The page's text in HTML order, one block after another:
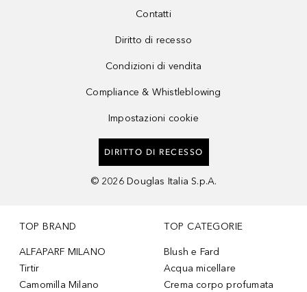
Contatti
Diritto di recesso
Condizioni di vendita
Compliance & Whistleblowing
Impostazioni cookie
DIRITTO DI RECESSO
© 2026 Douglas Italia S.p.A.
TOP BRAND
ALFAPARF MILANO
Tirtir
Camomilla Milano
TOP CATEGORIE
Blush e Fard
Acqua micellare
Crema corpo profumata